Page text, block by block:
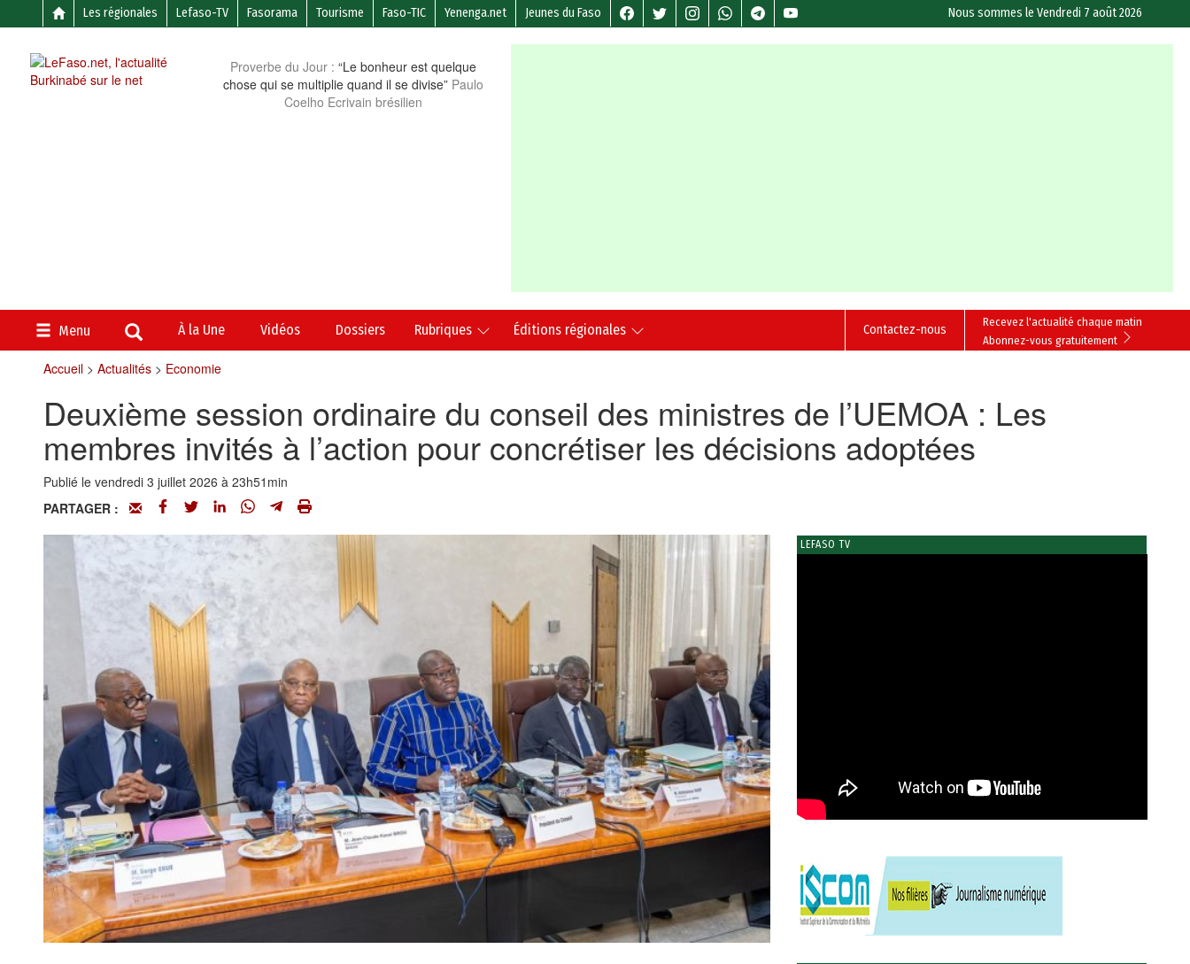
Les régionales Lefaso-TV Fasorama Tourisme Faso-TIC Yenenga.net Jeunes du Faso Nous sommes leVendredi 7 août 2026
Proverbe du Jour : “Le bonheur est quelque
chose qui se multiplie quand il se divise” Paulo
Coelho Ecrivain brésilien
Menu À la Une Vidéos Dossiers Rubriques Éditions régionales
Recevez l'actualité chaque matin
Abonnez-vous gratuitement
Contactez-nous
Accueil> Actualités> Economie
Deuxième session ordinaire du conseil des ministres de l’UEMOA : Les
membres invités à l’action pour concrétiser les décisions adoptées
Publié le vendredi 3 juillet 2026 à 23h51min
PARTAGER :
LEFASO TV